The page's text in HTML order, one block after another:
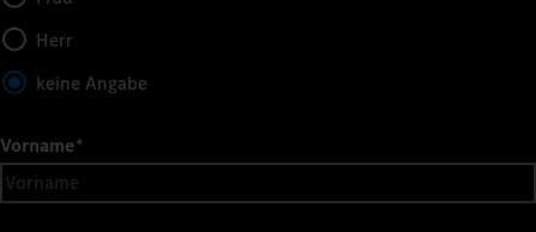
Herr
keine Angabe
Vorname*